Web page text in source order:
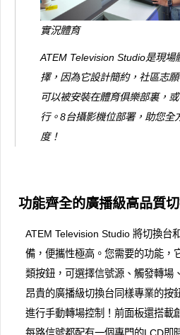
實況體育
ATEM Television Studio是現場
擇，因為它設計簡約，社區志
可以被安裝在體育俱樂部裏，
行。8台攝影機位部署，助您全
度！
功能齊全的廣播級高品質
ATEM Television Studio 將切換台
備，便攜性極高。您需要的功能，
類按鈕，可選擇信號源、觸發轉場
昂貴的廣播級切換台同樣專業的按
進行手動轉場控制！前面板還搭載